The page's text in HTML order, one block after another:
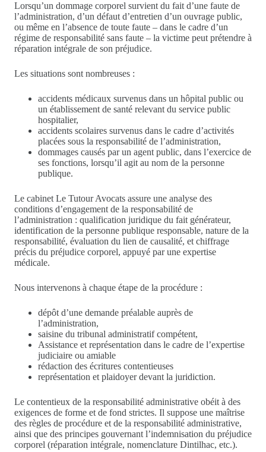
Lorsqu’un dommage corporel survient du fait d’une faute de
l’administration, d’un défaut d’entretien d’un ouvrage public,
ou même en l’absence de toute faute – dans le cadre d’un
régime de responsabilité sans faute – la victime peut prétendre à
réparation intégrale de son préjudice.
Les situations sont nombreuses :
accidents médicaux survenus dans un hôpital public ou
un établissement de santé relevant du service public
hospitalier,
accidents scolaires survenus dans le cadre d’activités
placées sous la responsabilité de l’administration,
dommages causés par un agent public, dans l’exercice de
ses fonctions, lorsqu’il agit au nom de la personne
publique.
Le cabinet Le Tutour Avocats assure une analyse des
conditions d’engagement de la responsabilité de
l’administration : qualification juridique du fait générateur,
identification de la personne publique responsable, nature de la
responsabilité, évaluation du lien de causalité, et chiffrage
précis du préjudice corporel, appuyé par une expertise
médicale.
Nous intervenons à chaque étape de la procédure :
dépôt d’une demande préalable auprès de
l’administration,
saisine du tribunal administratif compétent,
Assistance et représentation dans le cadre de l’expertise
judiciaire ou amiable
rédaction des écritures contentieuses
représentation et plaidoyer devant la juridiction.
Le contentieux de la responsabilité administrative obéit à des
exigences de forme et de fond strictes. Il suppose une maîtrise
des règles de procédure et de la responsabilité administrative,
ainsi que des principes gouvernant l’indemnisation du préjudice
corporel (réparation intégrale, nomenclature Dintilhac, etc.).